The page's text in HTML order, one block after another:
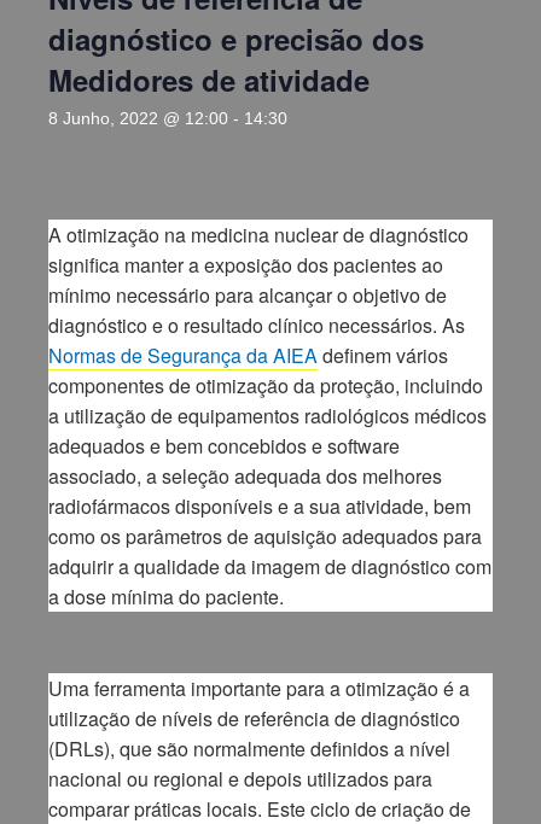
diagnóstico e precisão dos
Medidores de atividade
8 Junho, 2022 @ 12:00 - 14:30
A otimização na medicina nuclear de diagnóstico
significa manter a exposição dos pacientes ao
mínimo necessário para alcançar o objetivo de
diagnóstico e o resultado clínico necessários. As
Normas de Segurança da AIEAdefinem vários
componentes de otimização da proteção, incluindo
a utilização de equipamentos radiológicos médicos
adequados e bem concebidos e software
associado, a seleção adequada dos melhores
radiofármacos disponíveis e a sua atividade, bem
como os parâmetros de aquisição adequados para
adquirir a qualidade da imagem de diagnóstico com
a dose mínima do paciente.
Uma ferramenta importante para a otimização é a
utilização de níveis de referência de diagnóstico
(DRLs), que são normalmente definidos a nível
nacional ou regional e depois utilizados para
comparar práticas locais. Este ciclo de criação de